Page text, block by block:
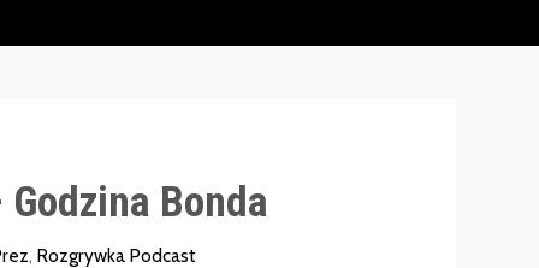
Bonda
, Rozgrywka Podcast